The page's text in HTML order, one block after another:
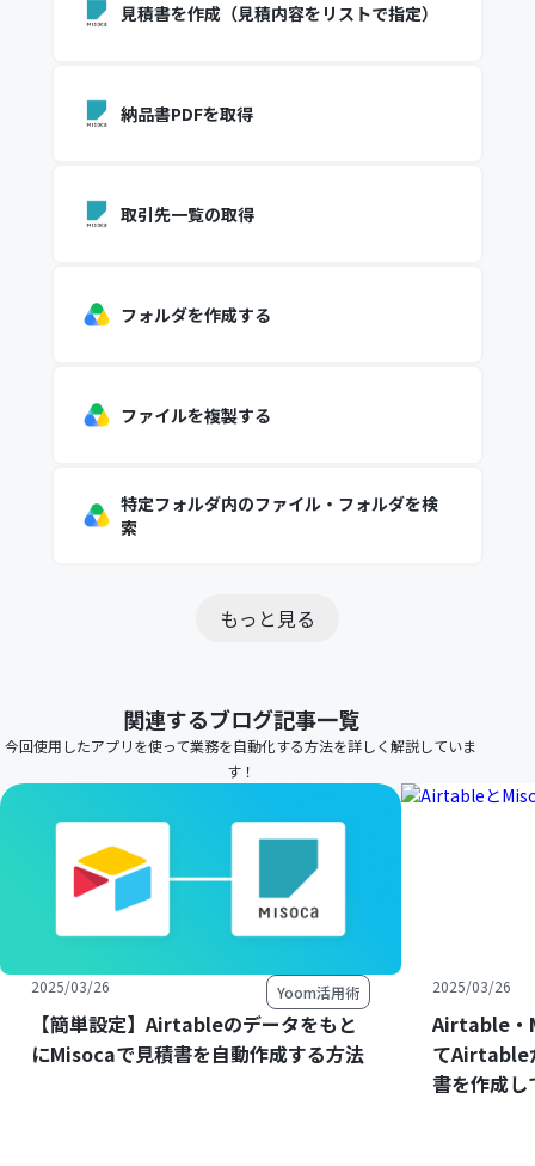
見積書を作成（見積内容をリストで指定）
納品書PDFを取得
取引先一覧の取得
フォルダを作成する
ファイルを複製する
特定フォルダ内のファイル・フォルダを検
索
もっと見る
関連するブログ記事一覧
今回使用したアプリを使って業務を自動化する方法を詳しく解説していま
す！
2025/03/26 Yoom活用術
【簡単設定】Airtableのデータをもと
にMisocaで見積書を自動作成する方法
2025/03/26
Airtable・
てAirtable
書を作成